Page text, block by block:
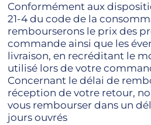
Conformément aux
21-4 du code de la
rembourserons le prix des
commande ainsi que les
livraison, en recréditant le
utilisé lors de votre
Concernant le délai de
réception de votre retour,
vous rembourser dans un
jours ouvrés